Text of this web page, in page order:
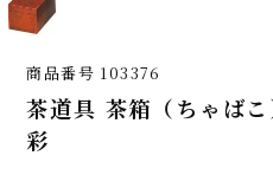
商品番号 103376
茶道具 茶箱（ちゃば
彩